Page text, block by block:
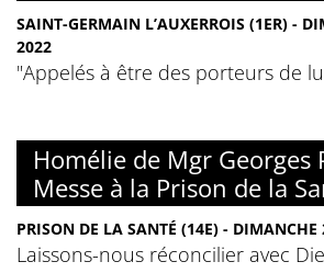
SAINT-GERMAIN L’AUXERROIS (1ER) -
2022
"Appelés à être des porteurs de
Homélie de Mgr Georges
Messe à la Prison de la
PRISON DE LA SANTÉ (14E) -
Laissons-nous réconcilier avec